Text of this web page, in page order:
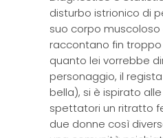
disturbo istrionico di
suo corpo
raccontano fin
quanto lei vorrebbe
personaggio, il
bella), si è ispirato
spettatori un ritratto
due donne così